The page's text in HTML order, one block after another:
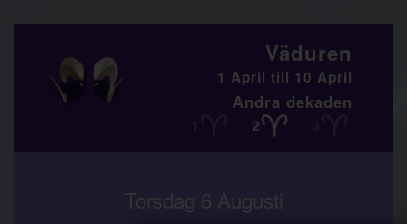
Väduren
1 April till 10 April
Andra dekaden
Torsdag 6 Augusti